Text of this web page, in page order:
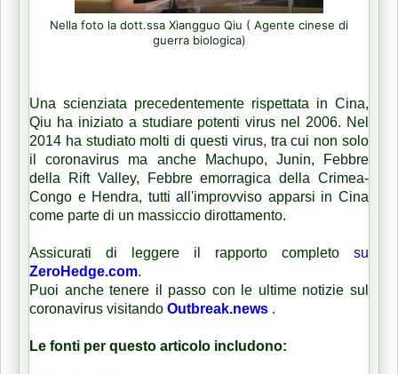
Nella foto la dott.ssa Xiangguo Qiu ( Agente cinese di
guerra biologica)
Una scienziata precedentemente rispettata in Cina,
Qiu ha iniziato a studiare potenti virus nel 2006. Nel
2014 ha studiato molti di questi virus, tra cui non solo
il coronavirus ma anche Machupo, Junin, Febbre
della Rift Valley, Febbre emorragica della Crimea-
Congo e Hendra, tutti all'improvviso apparsi in Cina
come parte di un massiccio dirottamento.
Assicurati di leggere il rapporto completo su
ZeroHedge.com.
Puoi anche tenere il passo con le ultime notizie sul
coronavirus visitando Outbreak.news .
Le fonti per questo articolo includono: